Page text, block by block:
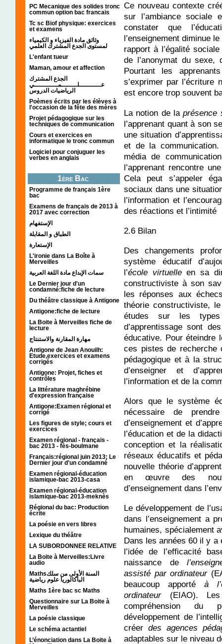
PC Mecanique des solides tronc
commun option bac francais
Tc sc Biof physique: exercices
et examens
وثائق مادة الفيزياء و الكيمياء
L'enfant tueur
Maman, amour et affection
الجذع المشترك
عـــــــــــلــــــــمــــــــــــي
الرياضيات الدروس
Poèmes écrits par les élèves à
l'occasion de la fête des mères
Projet pédagogique sur les
techniques de communication
Cours et exercices en
informatique le tronc commun
Logiciel pour conjuguer les
verbes en anglais
1ère Bac
Programme de français 1ère
bac
Examens de français de 2013 à
2017 avec correction
الإستفهام
الطباق و المقابلة
الإستعارة
L'ironie dans La Boîte à
Merveilles
سمات الإبداع مادة اللغة العربية
Le Dernier jour d'un
condamné:fiche de lecture
Du théâtre classique à Antigone
Antigone:fiche de lecture
La Boite à Merveilles fiche de
lecture
مهارة المقارنة والاستنتاج
Antigone de Jean Anouilh:
Etude,exercices et examens
corrigés
Antigone: Projet, fiches et
contrôles
La littérature maghrébine
d'expression française
Antigone:Examen régional et
corrigé
Les figures de style; cours et
exercices
Examen régional - français -
bac 2013 - fès-boulmane
Français:régional juin 2013; Le
Dernier jour d'un condamné
Examen régional-éducation
islamique-bac 2013-casa
Examen régional-éducation
islamique-bac 2013-meknès
Régional du bac: Production
écrite
La poésie en vers libres
Lexique du théâtre
LA SUBORDONNEE RELATIVE
La Boite à Merveilles:Livre
audio
Mathsالسنة الأولى من سلك
الباكالوريا علوم رياضية
Maths 1ère bac sc Maths
Questionnaire sur La Boite à
Merveilles
La poésie classique
Le schéma actantiel
L’énonciation dans La Boite à
Ce nouveau contexte
sur l’ambiance sociale
constater que
l’enseignement diminue
rapport à l’égalité
de l’anonymat du sexe,
Pourtant les
s’exprimer par
est encore trop souvent
La notion de laprésence
l’apprenant quant à son
une situation
et de la
média de
l’apprenant rencontre
Cela peut s’appeler
sociaux dans une
l’information et
des réactions et l’intimité
2.6 Bilan
Des changements
système éducatif
l’école virtuelleen sa
constructiviste à son
les réponses aux
théorie constructiviste,
études sur les
d’apprentissage sont
éducative. Pour éteindre
ces pistes de recherche
pédagogique et à la
d’enseigner et
l’information et de la
Alors que le système
nécessaire de
d’enseignement et
l’éducation et de la
conception et la
réseaux éducatifs et
nouvelle théorie
en œuvre des
d’enseignement dans
Le développement de
dans l’enseignement a
humaines, spécialement
Dans les années 60 il y a
l’idée de l’efficacité
naissance de
assisté par ordinateur
beaucoup apporté à
ordinateur (EIAO).
compréhension du
développement de
créer des agences
adaptables sur le niveau